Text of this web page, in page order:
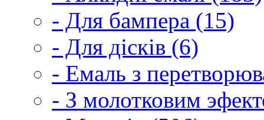
- Для бампера (15)
- Для дісків (6)
- Емаль з
- З молотковим